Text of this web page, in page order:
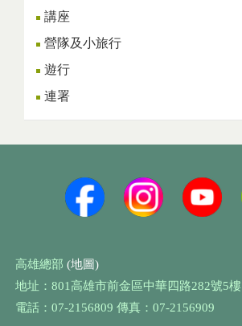
講座
營隊及小旅行
遊行
連署
高雄總部 (地圖)
地址：801高雄市前金區中華四路282號5樓
電話：07-2156809 傳真：07-2156909